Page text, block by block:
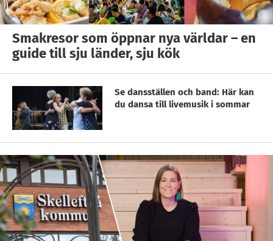
Smakresor som öppnar nya världar – en
guide till sju länder, sju kök
Se dansställen och band: Här kan
du dansa till livemusik i sommar